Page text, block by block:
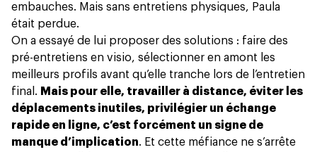
embauches. Mais sans entretiens physiques, Paula
était perdue.
On a essayé de lui proposer des solutions : faire des
pré-entretiens en visio, sélectionner en amont les
meilleurs profils avant qu’elle tranche lors de l’entretien
final. Mais pour elle, travailler à distance, éviter les
déplacements inutiles, privilégier un échange
rapide en ligne, c’est forcément un signe de
manque d’implication. Et cette méfiance ne s’arrête